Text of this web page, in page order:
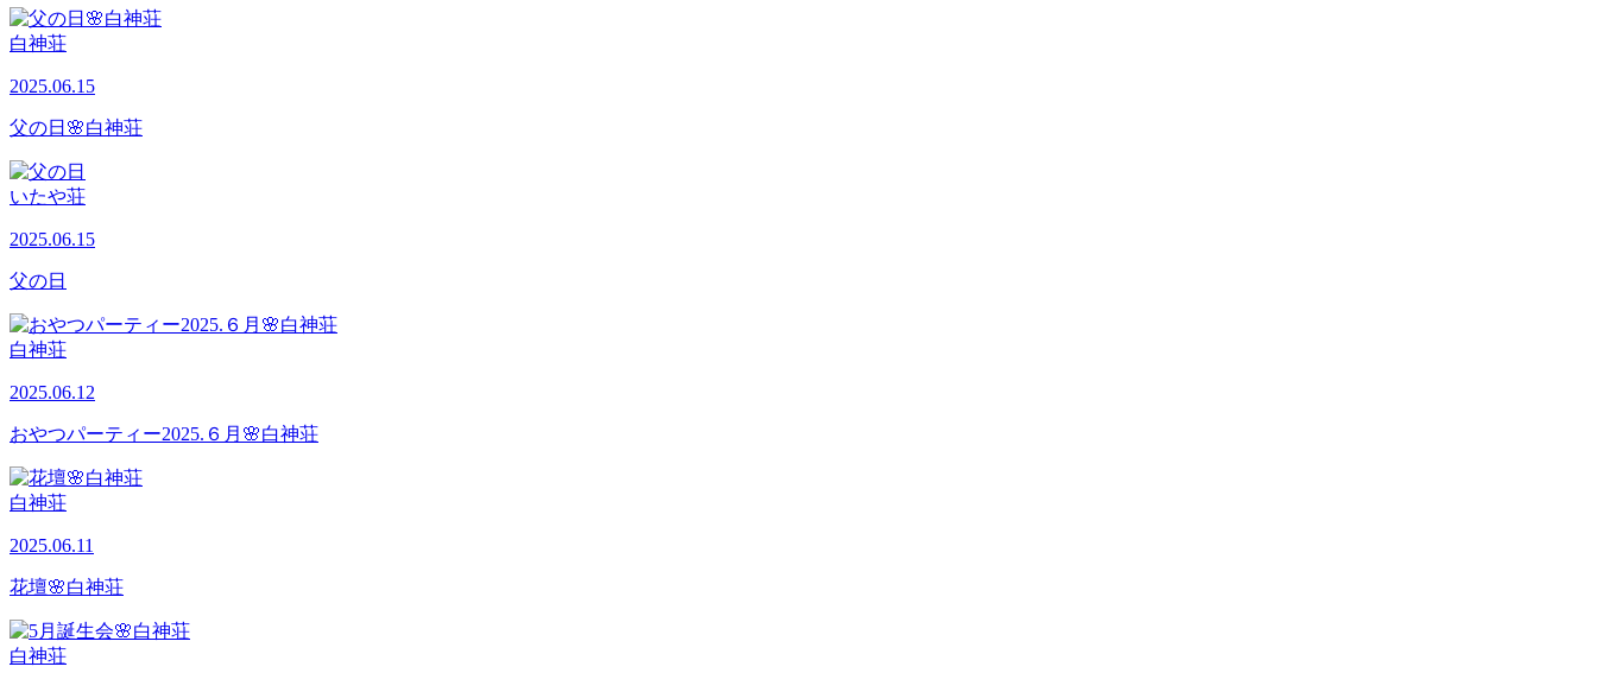
白神荘
2025.06.15
父の日🌸白神荘
いたや荘
2025.06.15
父の日
白神荘
2025.06.12
おやつパーティー2025.６月🌸白神荘
白神荘
2025.06.11
花壇🌸白神荘
白神荘